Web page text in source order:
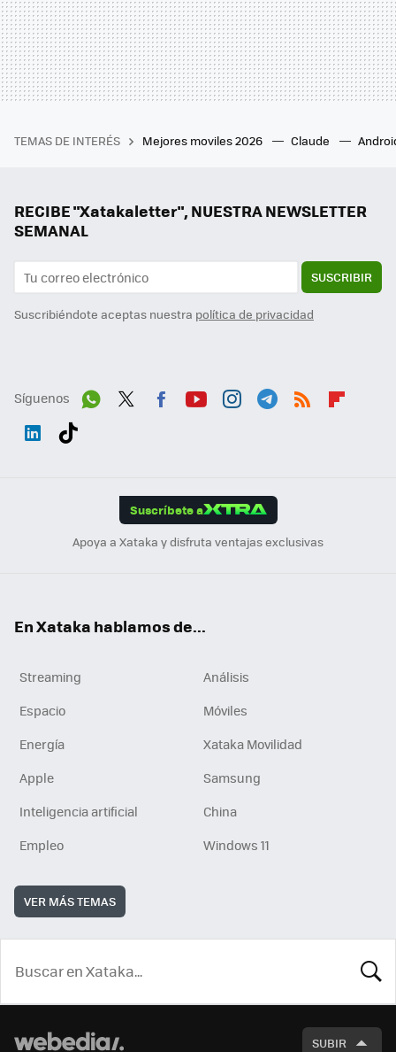
TEMAS DE INTERÉS Mejores moviles 2026 Claude
RECIBE "Xatakaletter", NUESTRA NEWSLETTER
SEMANAL
SUSCRIBIR
Suscribiéndote aceptas nuestra política de privacidad
Síguenos
Suscríbete a
Apoya a Xataka y disfruta ventajas exclusivas
En Xataka hablamos de...
Streaming
Análisis
Espacio
Móviles
Energía
Xataka Movilidad
Apple
Samsung
Inteligencia artificial
China
Empleo
Windows 11
VER MÁS TEMAS
SUBIR